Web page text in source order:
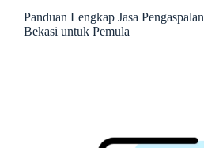
Panduan Lengkap Jasa
Bekasi untuk Pemula